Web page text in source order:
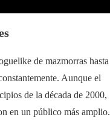
de mazmorras hasta
Aunque el
de la década de 2000,
en un público más amplio.